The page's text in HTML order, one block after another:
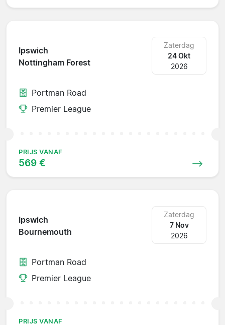
Ipswich
Nottingham Forest
Zaterdag
24 Okt
2026
Portman Road
Premier League
PRIJS VANAF
569 €
Ipswich
Bournemouth
Zaterdag
7 Nov
2026
Portman Road
Premier League
PRIJS VANAF